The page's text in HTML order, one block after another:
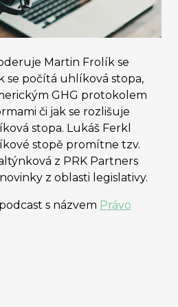
Martin Frolík se
se počítá uhlíková stopa,
GHG protokolem
či jak se rozlišuje
stopa. Lukáš Ferkl
stopě promítne tzv.
z PRK Partners
z oblasti legislativy.
s názvem Právo